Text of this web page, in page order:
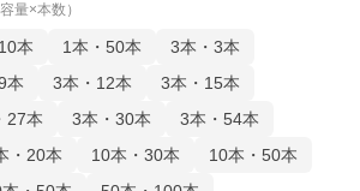
量×本数）
本 1本・50本
3本・3本
本 3本・12本
3本・15本
27本 3本・30本
3本・54本
・20本 10本・30本
10本・50本